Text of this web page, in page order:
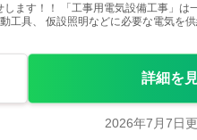
ます！！ 「工事用電気設備工事」は
工具、 仮設照明などに必要な電気を
詳細を
2026年7月7日